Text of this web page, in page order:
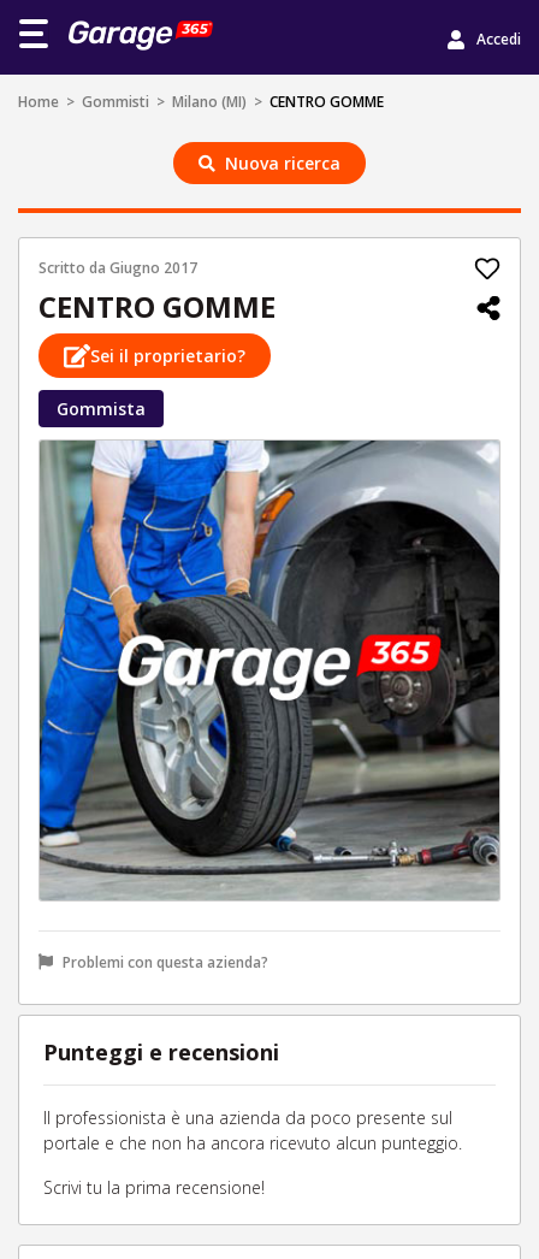
Accedi
Home > Gommisti > Milano (MI) > CENTRO GOMME
Nuova ricerca
Scritto da Giugno 2017
CENTRO GOMME
Sei il proprietario?
Gommista
Problemi con questa azienda?
Punteggi e recensioni
Il professionista è una azienda da poco presente sul
portale e che non ha ancora ricevuto alcun punteggio.
Scrivi tu la prima recensione!